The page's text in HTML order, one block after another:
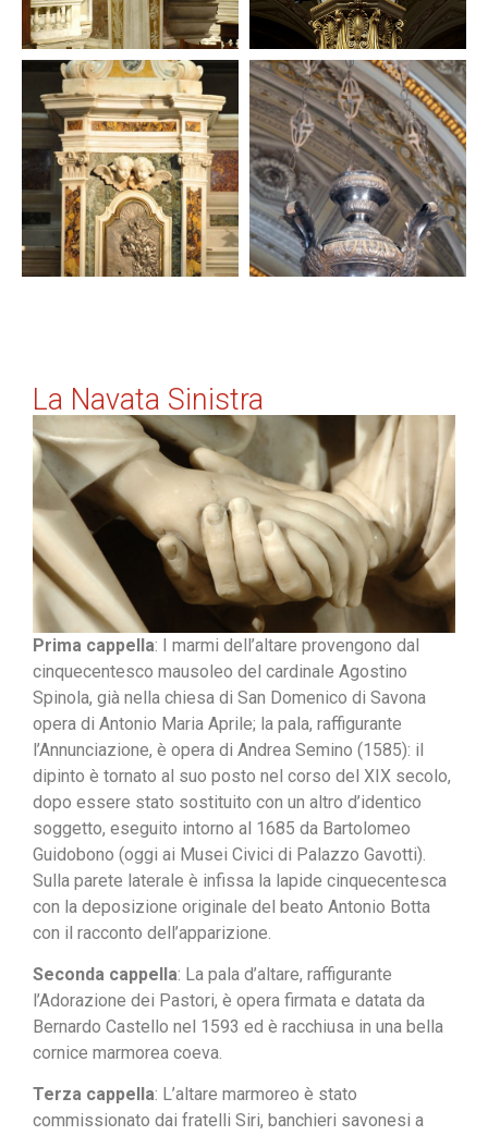
La Navata Sinistra
Prima cappella: I marmi dell’altare provengono dal
cinquecentesco mausoleo del cardinale Agostino
Spinola, già nella chiesa di San Domenico di Savona
opera di Antonio Maria Aprile; la pala, raffigurante
l’Annunciazione, è opera di Andrea Semino (1585): il
dipinto è tornato al suo posto nel corso del XIX secolo,
dopo essere stato sostituito con un altro d’identico
soggetto, eseguito intorno al 1685 da Bartolomeo
Guidobono (oggi ai Musei Civici di Palazzo Gavotti).
Sulla parete laterale è infissa la lapide cinquecentesca
con la deposizione originale del beato Antonio Botta
con il racconto dell’apparizione.
Seconda cappella: La pala d’altare, raffigurante
l’Adorazione dei Pastori, è opera firmata e datata da
Bernardo Castello nel 1593 ed è racchiusa in una bella
cornice marmorea coeva.
Terza cappella: L’altare marmoreo è stato
commissionato dai fratelli Siri, banchieri savonesi a